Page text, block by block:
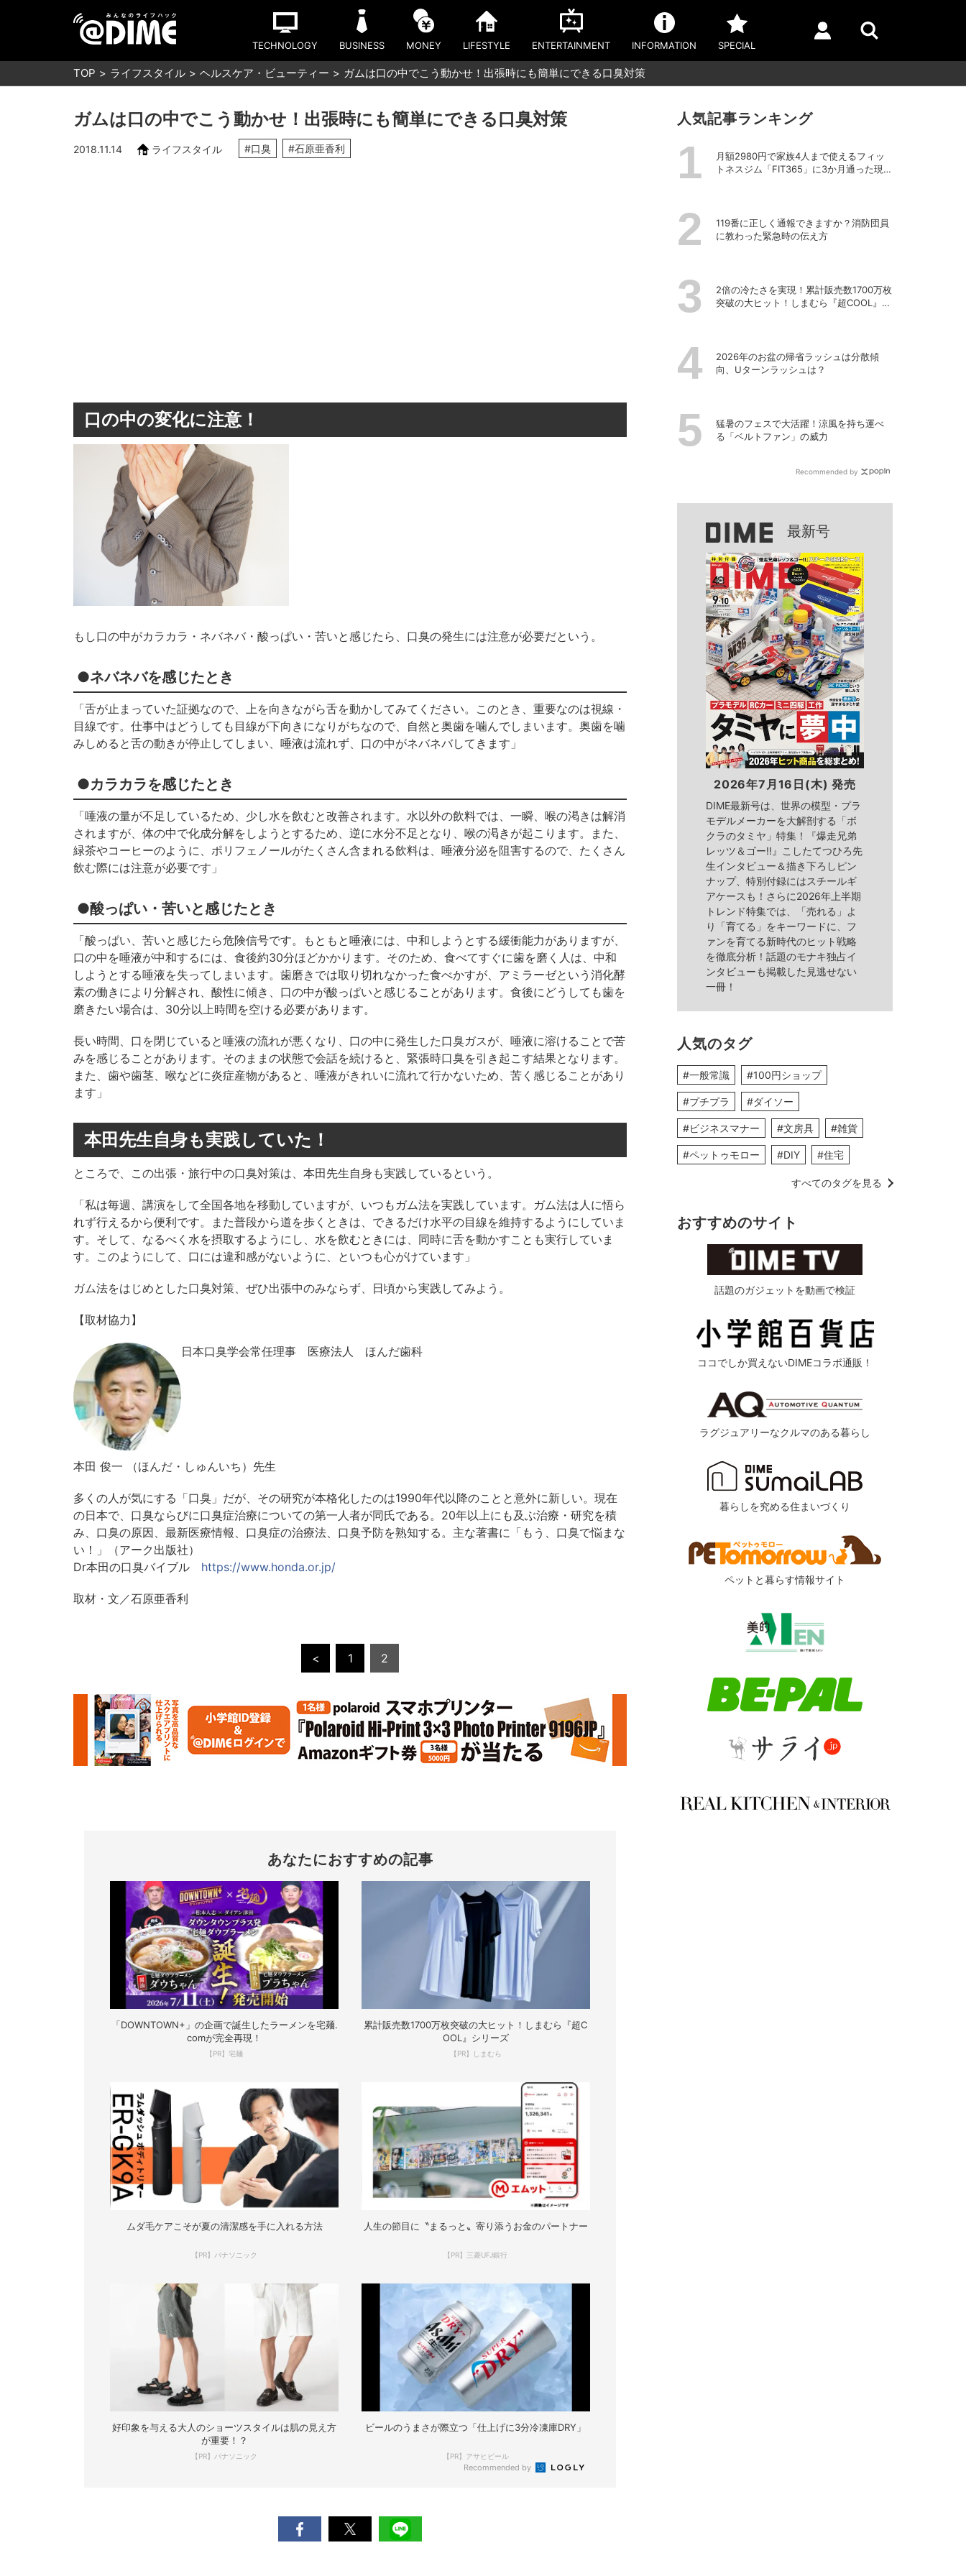
TECHNOLOGY BUSINESS MONEY LIFESTYLE ENTERTAINMENT INFORMATION SPECIAL
TOP ライフスタイル ヘルスケア・ビューティー ガムは口の中でこう動かせ！出張時にも簡単にできる口臭対策
ガムは口の中でこう動かせ！出張時にも簡単にできる口臭対策
2018.11.14 ライフスタイル #口臭 #石原亜香利
口の中の変化に注意！
もし口の中がカラカラ・ネバネバ・酸っぱい・苦いと感じたら、口臭の発生には注意が必要だという。
●ネバネバを感じたとき
「舌が止まっていた証拠なので、上を向きながら舌を動かしてみてください。このとき、重要なのは視線・
目線です。仕事中はどうしても目線が下向きになりがちなので、自然と奥歯を噛んでしまいます。奥歯を噛
みしめると舌の動きが停止してしまい、唾液は流れず、口の中がネバネバしてきます」
●カラカラを感じたとき
「唾液の量が不足しているため、少し水を飲むと改善されます。水以外の飲料では、一瞬、喉の渇きは解消
されますが、体の中で化成分解をしようとするため、逆に水分不足となり、喉の渇きが起こります。また、
緑茶やコーヒーのように、ポリフェノールがたくさん含まれる飲料は、唾液分泌を阻害するので、たくさん
飲む際には注意が必要です」
●酸っぱい・苦いと感じたとき
「酸っぱい、苦いと感じたら危険信号です。もともと唾液には、中和しようとする緩衝能力がありますが、
口の中を唾液が中和するには、食後約30分ほどかかります。そのため、食べてすぐに歯を磨く人は、中和
しようとする唾液を失ってしまいます。歯磨きでは取り切れなかった食べかすが、アミラーゼという消化酵
素の働きにより分解され、酸性に傾き、口の中が酸っぱいと感じることがあります。食後にどうしても歯を
磨きたい場合は、30分以上時間を空ける必要があります。
長い時間、口を閉じていると唾液の流れが悪くなり、口の中に発生した口臭ガスが、唾液に溶けることで苦
みを感じることがあります。そのままの状態で会話を続けると、緊張時口臭を引き起こす結果となります。
また、歯や歯茎、喉などに炎症産物があると、唾液がきれいに流れて行かないため、苦く感じることがあり
ます」
本田先生自身も実践していた！
ところで、この出張・旅行中の口臭対策は、本田先生自身も実践しているという。
「私は毎週、講演をして全国各地を移動していますが、いつもガム法を実践しています。ガム法は人に悟ら
れず行えるから便利です。また普段から道を歩くときは、できるだけ水平の目線を維持するようにしていま
す。そして、なるべく水を摂取するようにし、水を飲むときには、同時に舌を動かすことも実行していま
す。このようにして、口には違和感がないように、といつも心がけています」
ガム法をはじめとした口臭対策、ぜひ出張中のみならず、日頃から実践してみよう。
【取材協力】
日本口臭学会常任理事 医療法人 ほんだ歯科
本田 俊一 （ほんだ・しゅんいち）先生
多くの人が気にする「口臭」だが、その研究が本格化したのは1990年代以降のことと意外に新しい。現在
の日本で、口臭ならびに口臭症治療についての第一人者が同氏である。20年以上にも及ぶ治療・研究を積
み、口臭の原因、最新医療情報、口臭症の治療法、口臭予防を熟知する。主な著書に「もう、口臭で悩まな
い！」（アーク出版社）
Dr本田の口臭バイブル https://www.honda.or.jp/
取材・文／石原亜香利
< 1 2
あなたにおすすめの記事
「DOWNTOWN+」の企画で誕生したラーメンを宅麺.
comが完全再現！
【PR】宅麺
累計販売数1700万枚突破の大ヒット！しまむら『超C
OOL』シリーズ
【PR】しまむら
ムダ毛ケアこそが夏の清潔感を手に入れる方法
【PR】パナソニック
人生の節目に〝まるっと〟寄り添うお金のパートナー
【PR】三菱UFJ銀行
好印象を与える大人のショーツスタイルは肌の見え方
が重要！？
【PR】パナソニック
ビールのうまさが際立つ「仕上げに3分冷凍庫DRY」
【PR】アサヒビール
Recommended by
人気記事ランキング
月額2980円で家族4人まで使えるフィッ
トネスジム「FIT365」に3か月通った現在
119番に正しく通報できますか？消防団員
に教わった緊急時の伝え方
2倍の冷たさを実現！累計販売数1700万枚
突破の大ヒット！しまむら『超COOL』シ
2026年のお盆の帰省ラッシュは分散傾
向、Uターンラッシュは？
猛暑のフェスで大活躍！涼風を持ち運べ
る「ベルトファン」の威力
Recommended by
最新号
2026年7月16日(木) 発売
DIME最新号は、世界の模型・プラ
モデルメーカーを大解剖する「ボ
クラのタミヤ」特集！『爆走兄弟
レッツ＆ゴー!!』こしたてつひろ先
生インタビュー＆描き下ろしピン
ナップ、特別付録にはスチールギ
アケースも！さらに2026年上半期
トレンド特集では、「売れる」よ
り「育てる」をキーワードに、フ
ァンを育てる新時代のヒット戦略
を徹底分析！話題のモナキ独占イ
ンタビューも掲載した見逃せない
一冊！
人気のタグ
#一般常識 #100円ショップ
#プチプラ #ダイソー
#ビジネスマナー #文房具 #雑貨
#ペットゥモロー #DIY #住宅
すべてのタグを見る
おすすめのサイト
話題のガジェットを動画で検証
ココでしか買えないDIMEコラボ通販！
ラグジュアリーなクルマのある暮らし
暮らしを究める住まいづくり
ペットと暮らす情報サイト